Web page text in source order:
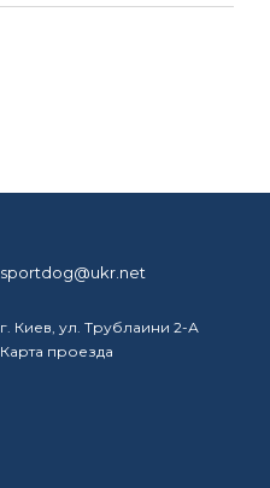
sportdog@ukr.net
г. Киев, ул. Трублаини 2-А
Карта проезда